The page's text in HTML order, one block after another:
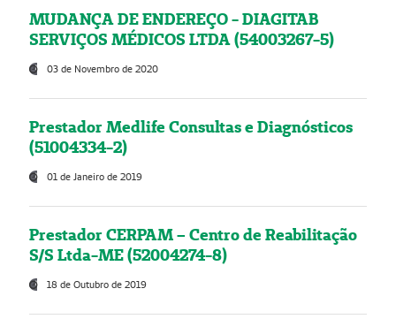
MUDANÇA DE ENDEREÇO - DIAGITAB
SERVIÇOS MÉDICOS LTDA (54003267-5)
03 de Novembro de 2020
Prestador Medlife Consultas e Diagnósticos
(51004334-2)
01 de Janeiro de 2019
Prestador CERPAM – Centro de Reabilitação
S/S Ltda-ME (52004274-8)
18 de Outubro de 2019